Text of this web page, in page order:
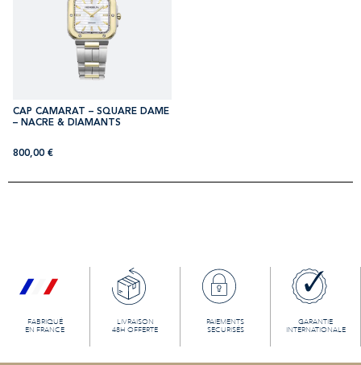
CAP CAMARAT – SQUARE DAME
– NACRE & DIAMANTS
800,00 €
FABRIQUÉ
EN FRANCE
LIVRAISON
48H OFFERTE
PAIEMENTS
SECURISÉS
GARANTIE
INTERNATIONALE